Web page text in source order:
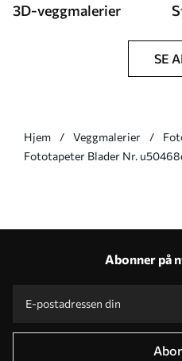
3D-veggmalerier
SE
Hjem Veggmalerier
Fototapeter Blader Nr.
Abonner på